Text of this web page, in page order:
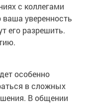
с коллегами
уверенность
его разрешить.
особенно
в сложных
В общении